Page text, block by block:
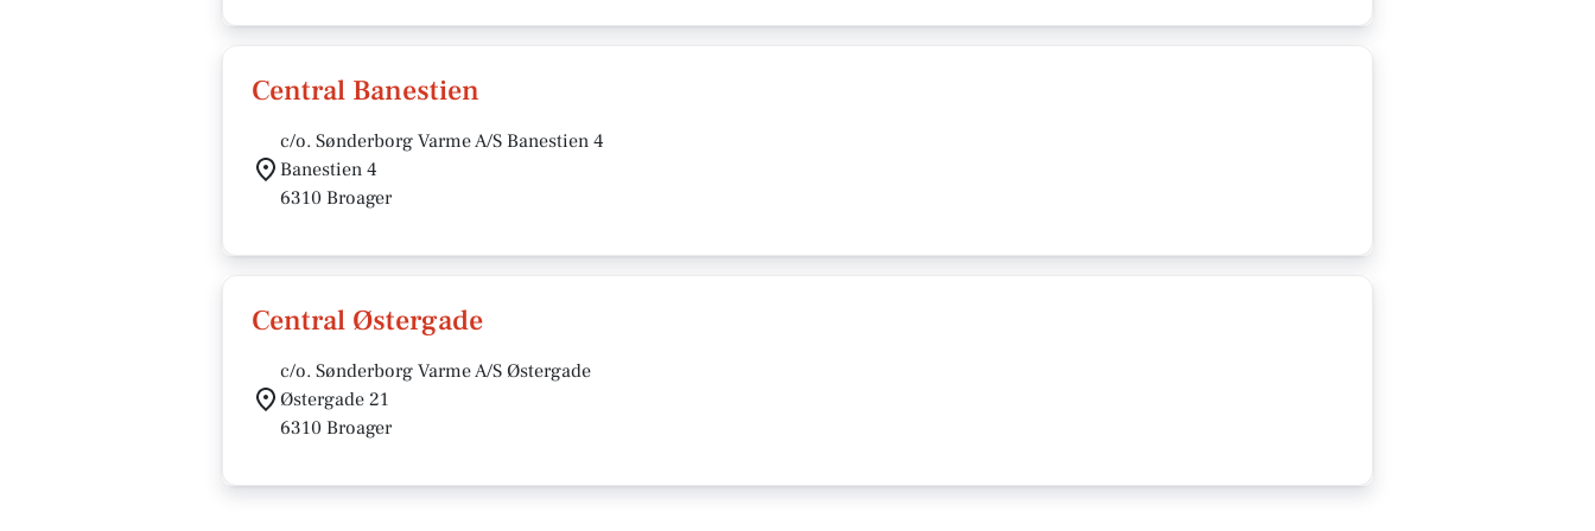
Central Banestien
c/o. Sønderborg Varme A/S Banestien 4
Banestien 4
6310 Broager
Central Østergade
c/o. Sønderborg Varme A/S Østergade
Østergade 21
6310 Broager